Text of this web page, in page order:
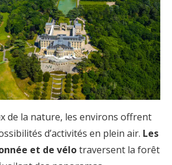
de la nature, les environs offrent
d’activités en plein air. Les
et de vélotraversent la forêt